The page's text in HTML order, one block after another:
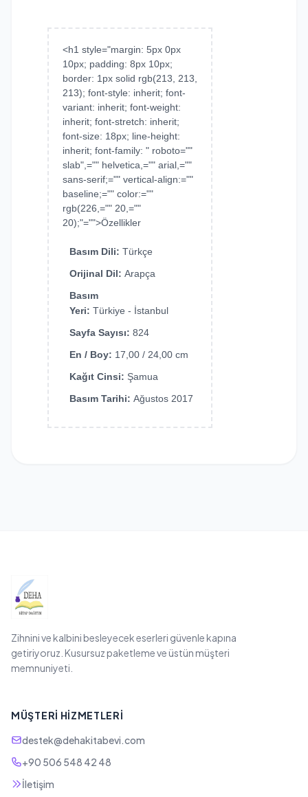
<h1 style="margin: 5px 0px
10px; padding: 8px 10px;
border: 1px solid rgb(213, 213,
213); font-style: inherit; font-
variant: inherit; font-weight:
inherit; font-stretch: inherit;
font-size: 18px; line-height:
inherit; font-family: " roboto=""
slab",="" helvetica,="" arial,=""
sans-serif;="" vertical-align:=""
baseline;="" color:=""
rgb(226,="" 20,=""
20);"="">Özellikler
Basım Dili: Türkçe
Orijinal Dil: Arapça
Basım
Yeri: Türkiye - İstanbul
Sayfa Sayısı: 824
En / Boy: 17,00 / 24,00 cm
Kağıt Cinsi: Şamua
Basım Tarihi: Ağustos 2017
Zihnini ve kalbini besleyecek eserleri güvenle kapına
getiriyoruz. Kusursuz paketleme ve üstün müşteri
memnuniyeti.
MÜŞTERI HIZMETLERI
destek@dehakitabevi.com
+90 506 548 42 48
İletişim